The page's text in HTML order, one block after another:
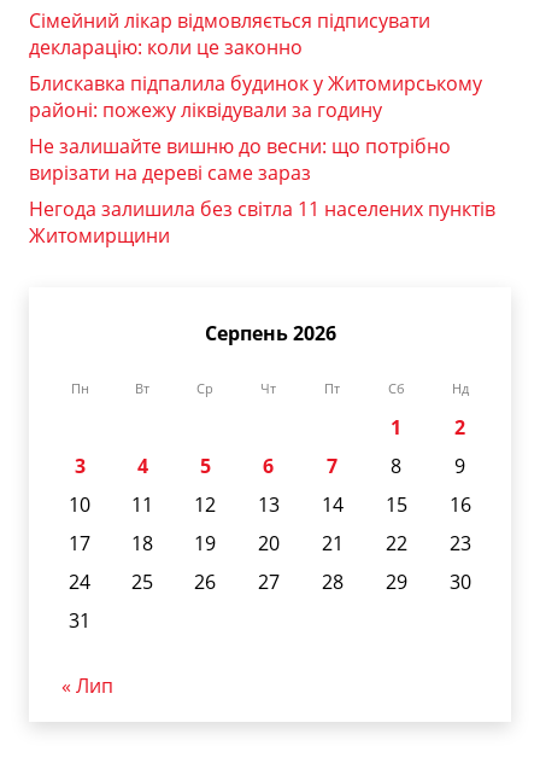
Сімейний лікар відмовляється підписувати
декларацію: коли це законно
Блискавка підпалила будинок у Житомирському
районі: пожежу ліквідували за годину
Не залишайте вишню до весни: що потрібно
вирізати на дереві саме зараз
Негода залишила без світла 11 населених пунктів
Житомирщини
Серпень 2026
Пн Вт Ср Чт Пт Сб Нд
1
2
3
4 5 6 7 8
9
10
11 12 13 14 15
16
17
18 19 20 21 22
23
24
25 26 27 28 29
30
31
« Лип